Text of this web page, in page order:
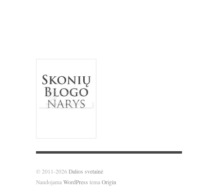
© 2011-2026 Dalios svetainė
Naudojama WordPress tema Origin